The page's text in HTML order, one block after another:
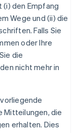
(i) den Empfang
Wege und (ii) die
Falls Sie
oder Ihre
die
nicht mehr in
Mitteilungen, die
erhalten. Dies